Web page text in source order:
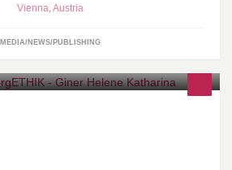
Vienna,Austria
MEDIA/NEWS/PUBLISHING